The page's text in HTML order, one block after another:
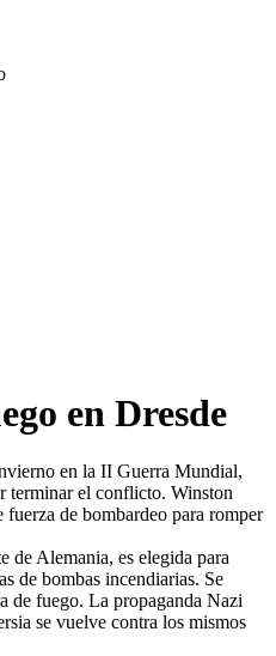
en Dresde
en la II Guerra Mundial,
terminar el conflicto. Winston
de bombardeo para romper
de Alemania, es elegida para
de bombas incendiarias. Se
de fuego. La propaganda Nazi
se vuelve contra los mismos